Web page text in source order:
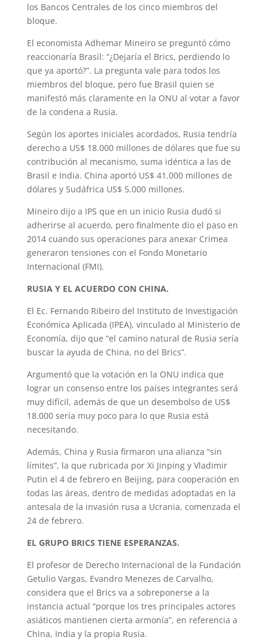
los Bancos Centrales de los cinco miembros del
bloque.
El economista Adhemar Mineiro se preguntó cómo
reaccionaría Brasil: “¿Dejaría el Brics, perdiendo lo
que ya aportó?”. La pregunta vale para todos los
miembros del bloque, pero fue Brasil quien se
manifestó más claramente en la ONU al votar a favor
de la condena a Rusia.
Según los aportes iniciales acordados, Rusia tendría
derecho a US$ 18.000 millones de dólares que fue su
contribución al mecanismo, suma idéntica a las de
Brasil e India. China aportó US$ 41.000 millones de
dólares y Sudáfrica US$ 5.000 millones.
Mineiro dijo a IPS que en un inicio Rusia dudó si
adherirse al acuerdo, pero finalmente dio el paso en
2014 cuando sus operaciones para anexar Crimea
generaron tensiones con el Fondo Monetario
Internacional (FMI).
RUSIA Y EL ACUERDO CON CHINA.
El Ec. Fernando Ribeiro del Instituto de Investigación
Económica Aplicada (IPEA), vinculado al Ministerio de
Economía, dijo que “el camino natural de Rusia sería
buscar la ayuda de China, no del Brics”.
Argumentó que la votación en la ONU indica que
lograr un consenso entre los países integrantes será
muy difícil, además de que un desembolso de US$
18.000 sería muy poco para lo que Rusia está
necesitando.
Además, China y Rusia firmaron una alianza “sin
límites”, la que rubricada por Xi Jinping y Vladimir
Putin el 4 de febrero en Beijing, para cooperación en
todas las áreas, dentro de medidas adoptadas en la
antesala de la invasión rusa a Ucrania, comenzada el
24 de febrero.
EL GRUPO BRICS TIENE ESPERANZAS.
El profesor de Derecho Internacional de la Fundación
Getulio Vargas, Evandro Menezes de Carvalho,
considera que el Brics va a sobreponerse a la
instancia actual “porque los tres principales actores
asiáticos mantienen cierta armonía”, en referencia a
China, India y la propia Rusia.